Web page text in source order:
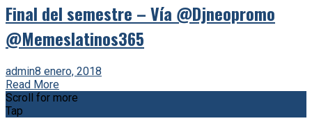
Final del semestre – Vía @Djneopromo
@Memeslatinos365
admin8 enero, 2018
Read More
Scroll for more
Tap